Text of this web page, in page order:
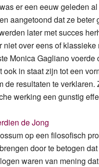
er een eeuw geleden
aangetoond dat ze beter
later met succes
over eens of
Monica Gagliano
in staat zijn tot een
de resultaten te
werking een gunstig
de Jong
op een filosofisch
door te betogen
waren van mening